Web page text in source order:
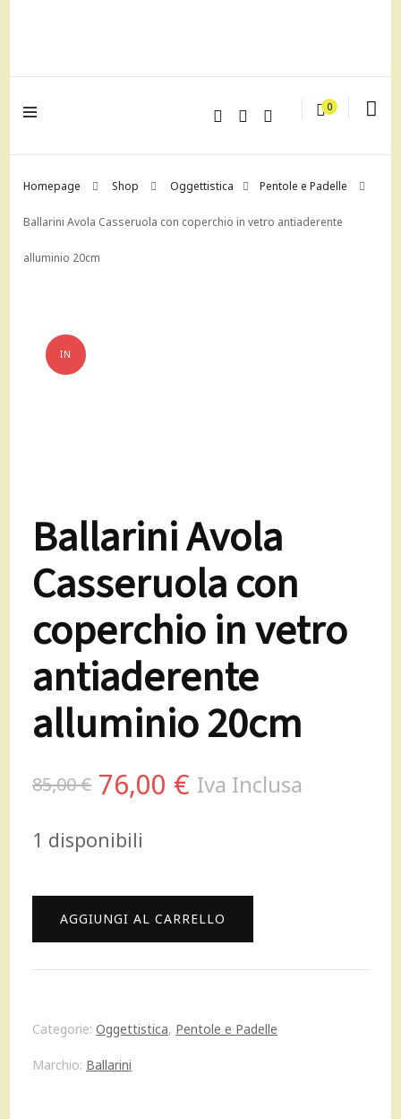
0
Homepage Shop Oggettistica Pentole e Padelle
Ballarini Avola Casseruola con coperchio in vetro antiaderente
alluminio 20cm
IN
Ballarini Avola
Casseruola con
coperchio in vetro
antiaderente
alluminio 20cm
85,00€ Il
era:
85,00 €.
76,00 € Il
è:
76,00 €.
Iva Inclusa
1 disponibili
Ballarini
Avola
Casseruola
coperchio
AGGIUNGI AL CARRELLO
Categorie:Oggettistica, Pentole e Padelle
Marchio: Ballarini